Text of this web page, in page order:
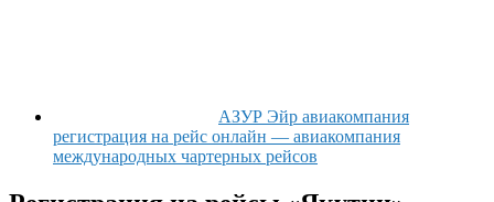
АЗУР Эйр авиакомпания
регистрация на рейс онлайн — авиакомпания
международных чартерных рейсов